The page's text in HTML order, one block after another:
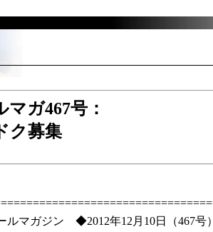
ガ467号：
ク募集
マガジン ◆2012年12月10日（467号）